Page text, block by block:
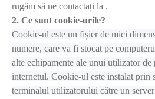
rugăm să ne contactați la .
2. Ce sunt cookie-urile?
Cookie-ul este un fișier de mici
numere, care va fi stocat pe
alte echipamente ale unui utilizator de
internetul. Cookie-ul este instalat prin
terminalul utilizatorului către un